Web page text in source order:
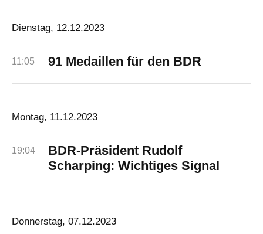
Dienstag, 12.12.2023
11:05 91 Medaillen für den BDR
Montag, 11.12.2023
19:04
BDR-Präsident Rudolf
Scharping: Wichtiges Signal
Donnerstag, 07.12.2023